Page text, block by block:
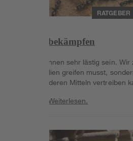
RATGEBER
Ameisen bekämpfen
Ameisen können sehr lästig sein.
zu Chemikalien greifen musst,
auch mit anderen Mitteln vertreiben
Weiterlesen.